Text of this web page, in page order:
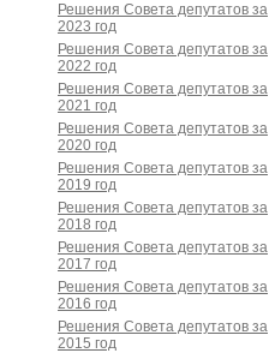
Решения Совета депутатов за
2023 год
Решения Совета депутатов за
2022 год
Решения Совета депутатов за
2021 год
Решения Совета депутатов за
2020 год
Решения Совета депутатов за
2019 год
Решения Совета депутатов за
2018 год
Решения Совета депутатов за
2017 год
Решения Совета депутатов за
2016 год
Решения Совета депутатов за
2015 год